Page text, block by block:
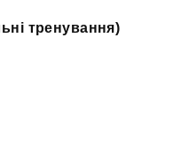
тренування)